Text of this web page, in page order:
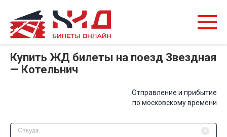
Купить ЖД билеты на поезд Звездная
— Котельнич
Отправление и прибытие
по московскому времени
Откуда